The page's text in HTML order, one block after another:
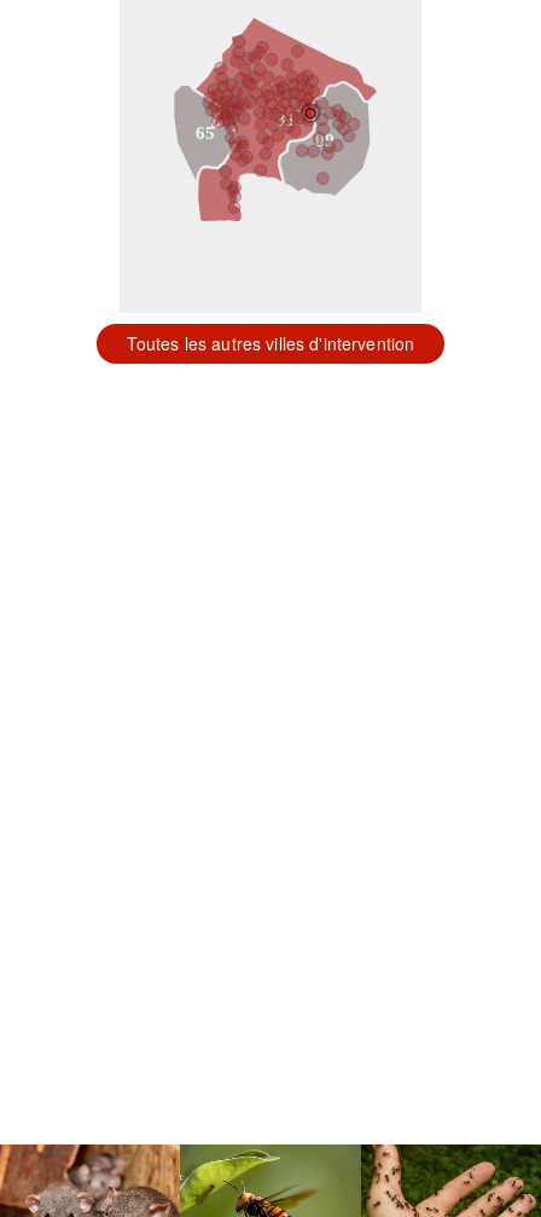
31
09
65
Toutes les autres villes d'intervention